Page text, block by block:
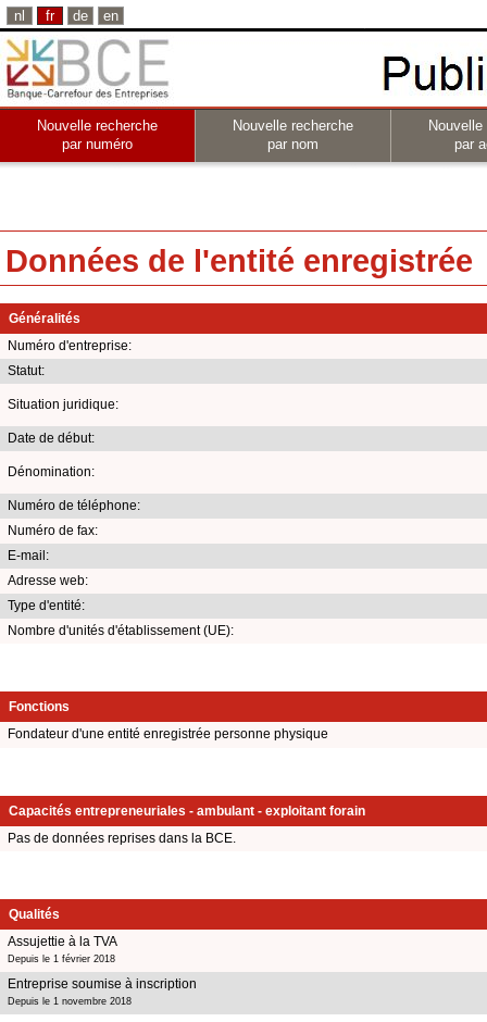
nl fr de en
Nouvelle recherche
par numéro
Nouvelle recherche
par nom
par
Données de l'entité enregistrée
Généralités
Numéro d'entreprise:
Statut:
Situation juridique:
Date de début:
Dénomination:
Numéro de téléphone:
Numéro de fax:
E-mail:
Adresse web:
Type d'entité:
Nombre d'unités d'établissement (UE):
Fonctions
Fondateur d'une entité enregistrée personne physique
Capacités entrepreneuriales - ambulant - exploitant forain
Pas de données reprises dans la BCE.
Qualités
Assujettie à la TVA
Depuis le 1 février 2018
Entreprise soumise à inscription
Depuis le 1 novembre 2018